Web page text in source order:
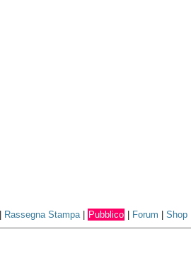
Rassegna Stampa| Pubblico Forum |Shop